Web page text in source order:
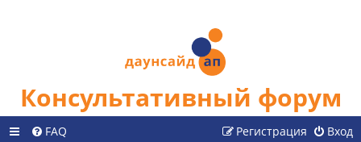
Консультативный форум
FAQ Вход
Регистрация